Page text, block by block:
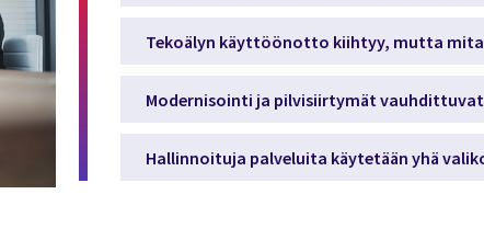
Tekoälyn käyttöönotto kiihtyy, mutta
Modernisointi ja pilvisiirtymät vauhdittuvat
Hallinnoituja palveluita käytetään yhä